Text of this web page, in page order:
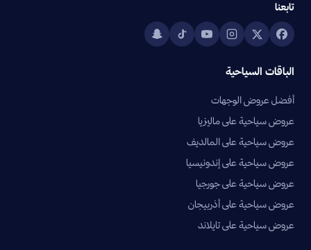
تابعنا
الباقات السياحية
أفضل عروض الوجهات
عروض سياحية على ماليزيا
عروض سياحية على المالديف
عروض سياحية على إندونيسيا
عروض سياحية على جورجيا
عروض سياحية على أذربيجان
عروض سياحية على تايلاند